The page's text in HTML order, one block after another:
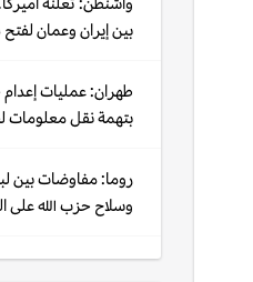
بين إيران وعمان
طهران: عمليات إعدام
بتهمة نقل معلومات
روما: مفاوضات بين
وسلاح حزب الله على